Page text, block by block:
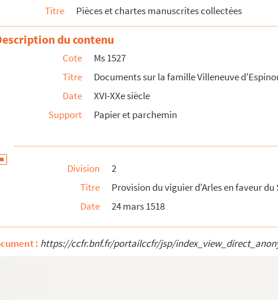
en chef du Figaro par le Cte Honoré d...
de Villeneuve
Titre Pièces et chartes manuscrites collectées
du contenu
Cote
Ms 1527
Titre
Documents sur la famille Villeneuve
Date
XVI-XXe siècle
Support
Papier et parchemin
Division
2
Titre
Provision du viguier d'Arles en faveur du
Date
24 mars 1518
: https://ccfr.bnf.fr/portailccfr/jsp/